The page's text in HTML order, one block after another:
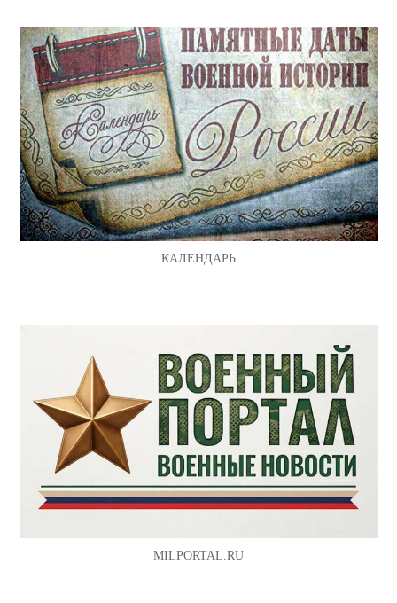
КАЛЕНДАРЬ
MILPORTAL.RU